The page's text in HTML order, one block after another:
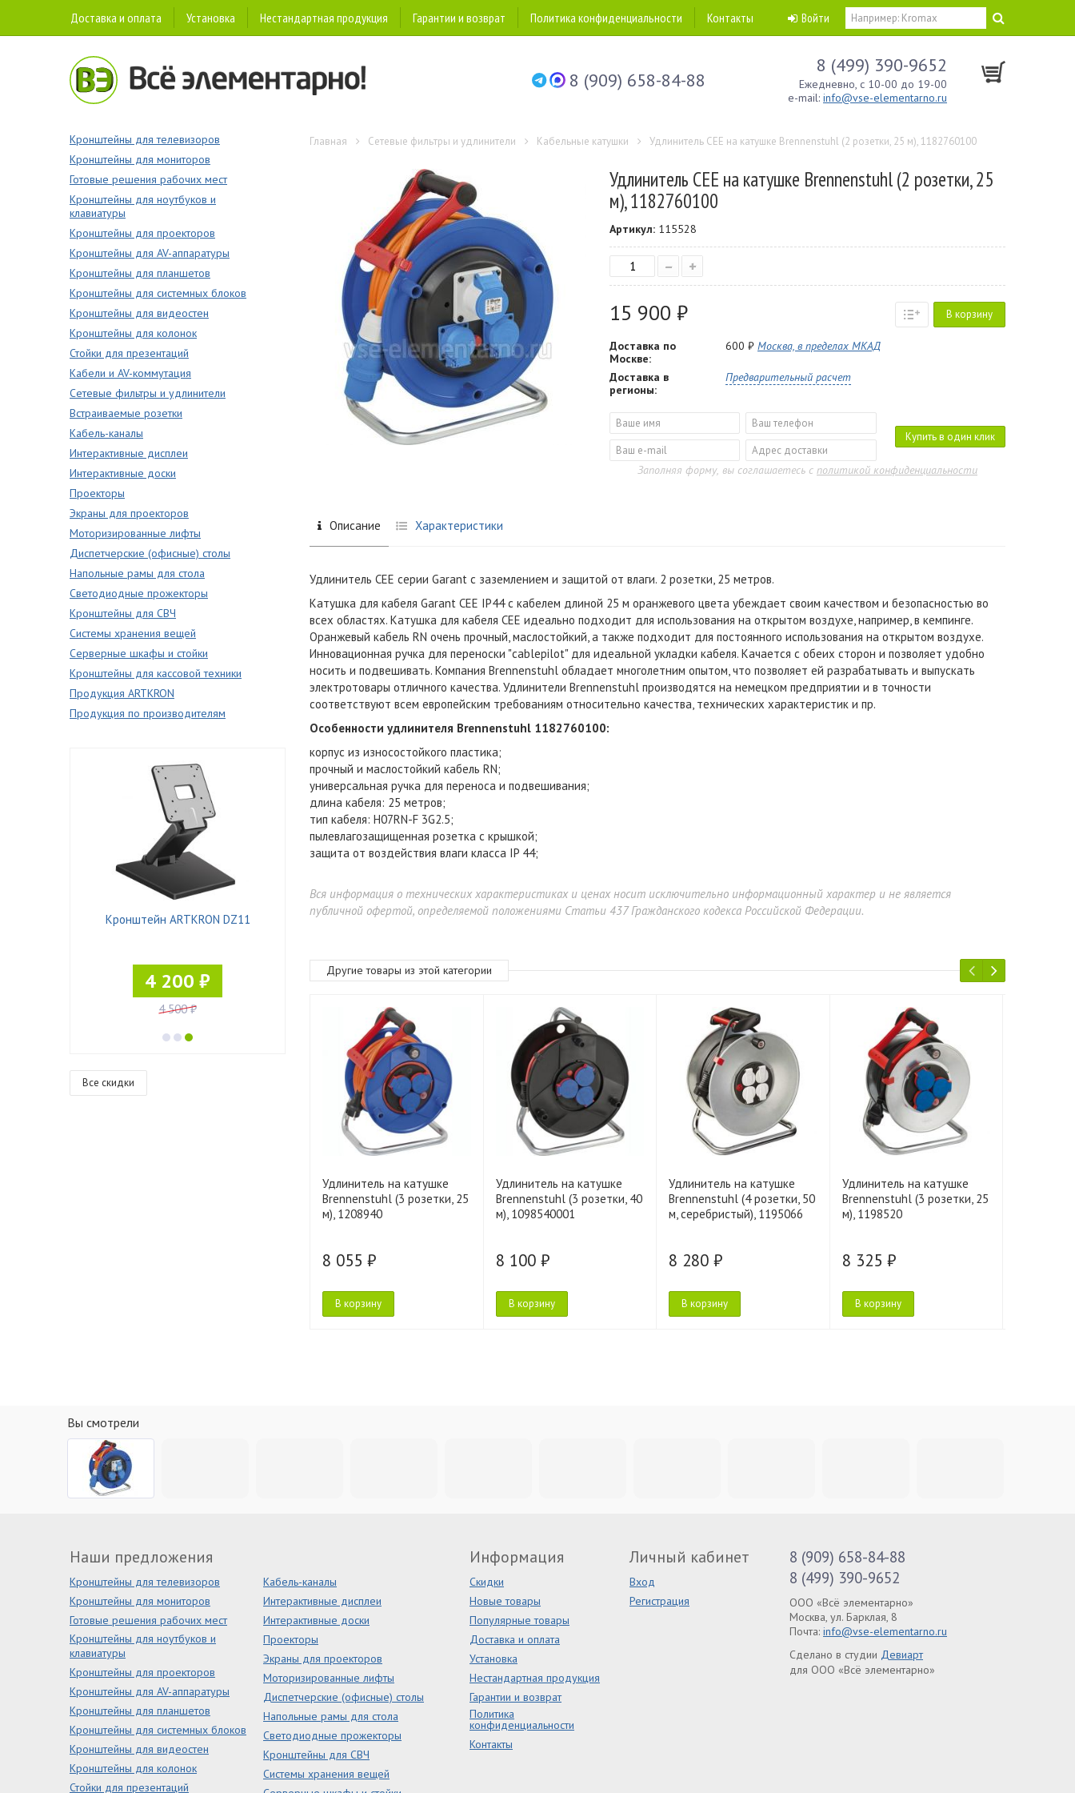
Доставка и оплата Установка Нестандартная продукция Гарантии и возврат Политика конфиденциальности Контакты Войти
8 (909) 658-84-88
8 (499) 390-9652
Ежедневно, с 10-00 до 19-00
e-mail: info@vse-elementarno.ru
Кронштейны для телевизоров
Кронштейны для мониторов
Готовые решения рабочих мест
Кронштейны для ноутбуков и
клавиатуры
Кронштейны для проекторов
Кронштейны для AV-аппаратуры
Кронштейны для планшетов
Кронштейны для системных блоков
Кронштейны для видеостен
Кронштейны для колонок
Стойки для презентаций
Кабели и AV-коммутация
Сетевые фильтры и удлинители
Встраиваемые розетки
Кабель-каналы
Интерактивные дисплеи
Интерактивные доски
Проекторы
Экраны для проекторов
Моторизированные лифты
Диспетчерские (офисные) столы
Напольные рамы для стола
Светодиодные прожекторы
Кронштейны для СВЧ
Системы хранения вещей
Серверные шкафы и стойки
Кронштейны для кассовой техники
Продукция ARTKRON
Продукция по производителям
Кронштейн ARTKRON DZ11
4 200 ₽
4 500 ₽
Кронштейн ErgoFount TBBS-1200G
90 900 ₽
99 900 ₽
Все скидки
Главная Сетевые фильтры и удлинители Кабельные катушки Удлинитель CEE на катушке Brennenstuhl (2 розетки, 25 м), 1182760100
Удлинитель CEE на катушке Brennenstuhl (2 розетки, 25
м), 1182760100
Артикул: 115528
– +
15 900 ₽ В корзину
Доставка по
Москве:
600 ₽ Москва, в пределах МКАД
Доставка в
регионы:
Предварительный расчет
Купить в один клик
Заполняя форму, вы соглашаетесь с политикой конфиденциальности
Описание Характеристики
Удлинитель CEE серии Garant с заземлением и защитой от влаги. 2 розетки, 25 метров.
Катушка для кабеля Garant CEE IP44 с кабелем длиной 25 м оранжевого цвета убеждает своим качеством и безопасностью во
всех областях. Катушка для кабеля CEE идеально подходит для использования на открытом воздухе, например, в кемпинге.
Оранжевый кабель RN очень прочный, маслостойкий, а также подходит для постоянного использования на открытом воздухе.
Инновационная ручка для переноски "cablepilot" для идеальной укладки кабеля. Качается с обеих сторон и позволяет удобно
носить и подвешивать. Компания Brennenstuhl обладает многолетним опытом, что позволяет ей разрабатывать и выпускать
электротовары отличного качества. Удлинители Brennenstuhl производятся на немецком предприятии и в точности
соответствуют всем европейским требованиям относительно качества, технических характеристик и пр.
Особенности удлинителя Brennenstuhl 1182760100:
корпус из износостойкого пластика;
прочный и маслостойкий кабель RN;
универсальная ручка для переноса и подвешивания;
длина кабеля: 25 метров;
тип кабеля: H07RN-F 3G2.5;
пылевлагозащищенная розетка с крышкой;
защита от воздействия влаги класса IP 44;
Вся информация о технических характеристиках и ценах носит исключительно информационный характер и не является
публичной офертой, определяемой положениями Статьи 437 Гражданского кодекса Российской Федерации.
Другие товары из этой категории
Удлинитель на катушке
Brennenstuhl (3 розетки, 25
м), 1208940
8 055 ₽
В корзину
Удлинитель на катушке
Brennenstuhl (3 розетки, 40
м), 1098540001
8 100 ₽
В корзину
Удлинитель на катушке
Brennenstuhl (4 розетки, 50
м, серебристый), 1195066
8 280 ₽
В корзину
Удлинитель на катушке
Brennenstuhl (3 розетки, 25
м), 1198520
8 325 ₽
В корзину
Вы смотрели
Наши предложения
Кронштейны для телевизоров
Кронштейны для мониторов
Готовые решения рабочих мест
Кронштейны для ноутбуков и
клавиатуры
Кронштейны для проекторов
Кронштейны для AV-аппаратуры
Кронштейны для планшетов
Кронштейны для системных блоков
Кронштейны для видеостен
Кронштейны для колонок
Стойки для презентаций
Кабель-каналы
Интерактивные дисплеи
Интерактивные доски
Проекторы
Экраны для проекторов
Моторизированные лифты
Диспетчерские (офисные) столы
Напольные рамы для стола
Светодиодные прожекторы
Кронштейны для СВЧ
Системы хранения вещей
Информация
Скидки
Новые товары
Популярные товары
Доставка и оплата
Установка
Нестандартная продукция
Гарантии и возврат
Политика
конфиденциальности
Контакты
Личный кабинет
Вход
Регистрация
8 (909) 658-84-88
8 (499) 390-9652
ООО «Всё элементарно»
Москва, ул. Барклая, 8
Почта: info@vse-elementarno.ru
Сделано в студии Девиарт
для ООО «Всё элементарно»